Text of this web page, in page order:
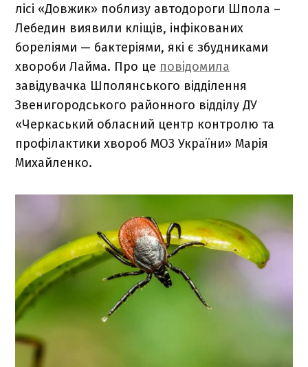
лісі «Довжик» поблизу автодороги Шпола –
Лебедин виявили кліщів, інфікованих
бореліями — бактеріями, які є збудниками
хвороби Лайма. Про це повідомила
завідувачка Шполянського відділення
Звенигородського районного відділу ДУ
«Черкаський обласний центр контролю та
профілактики хвороб МОЗ України» Марія
Михайленко.